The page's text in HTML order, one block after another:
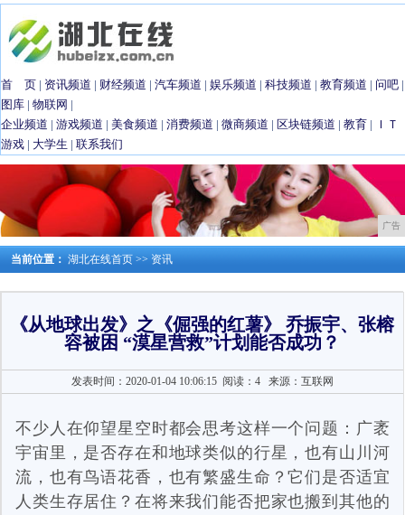
首 页 | 资讯频道 | 财经频道 | 汽车频道 | 娱乐频道 | 科技频道 | 教育频道 | 问吧 |
图库 | 物联网 |
企业频道 | 游戏频道 | 美食频道 | 消费频道 | 微商频道 | 区块链频道 | 教育 |
ＩＴ
游戏 | 大学生 | 联系我们
广告
当前位置： 湖北在线首页 >> 资讯
《从地球出发》之《倔强的红薯》 乔振宇、张榕
容被困 “漠星营救”计划能否成功？
发表时间：2020-01-04 10:06:15 阅读：4来源：互联网
不少人在仰望星空时都会思考这样一个问题：广袤
宇宙里，是否存在和地球类似的行星，也有山川河
流，也有鸟语花香，也有繁盛生命？它们是否适宜
人类生存居住？在将来我们能否把家也搬到其他的